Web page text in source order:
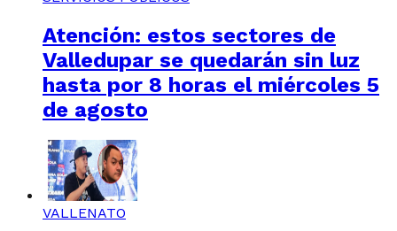
Atención: estos sectores de
Valledupar se quedarán sin luz
hasta por 8 horas el miércoles 5
de agosto
VALLENATO